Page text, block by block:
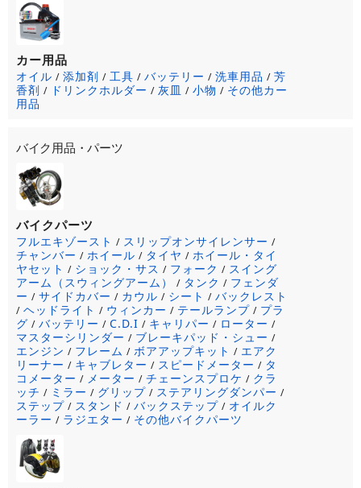
カー用品
オイル / 添加剤 / 工具 / バッテリー / 洗車用品 / 芳
香剤 / ドリンクホルダー / 灰皿 / 小物 / その他カー
用品
バイク用品・パーツ
バイクパーツ
フルエキゾースト / スリップオンサイレンサー /
チャンバー / ホイール / タイヤ / ホイール・タイ
ヤセット / ショック・サス / フォーク / スイング
アーム（スウィングアーム）
/ タンク / フェンダ
ー / サイドカバー / カウル / シート / バックレスト
/ ヘッドライト / ウィンカー / テールランプ / プラ
グ / バッテリー / C.D.I / キャリパー / ローター /
マスターシリンダー / ブレーキパッド・シュー /
エンジン / フレーム / ボアアップキット / エアク
リーナー / キャブレター / スピードメーター / タ
コメーター / メーター / チェーンスプロケ / クラ
ッチ / ミラー / グリップ / ステアリングダンパー /
ステップ / スタンド / バックステップ / オイルク
ーラー / ラジエター / その他バイクパーツ